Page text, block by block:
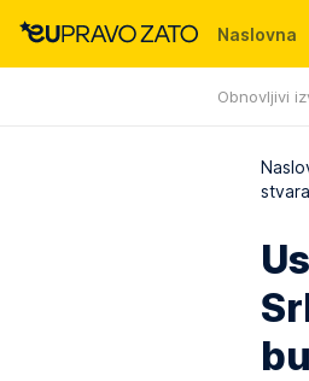
Naslovna
Obnovljivi
Događaji